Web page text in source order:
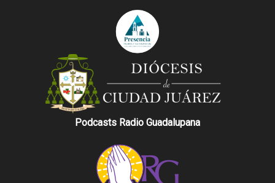
Podcasts Radio Guadalupana